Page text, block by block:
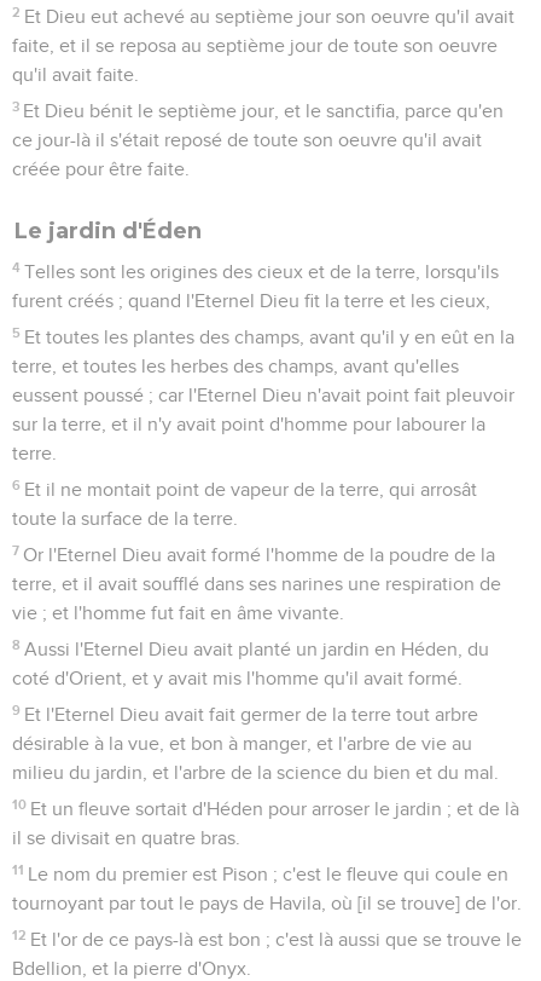
2 Et Dieu eut achevé au septième jour son oeuvre qu'il avait
faite, et il se reposa au septième jour de toute son oeuvre
qu'il avait faite.
3 Et Dieu bénit le septième jour, et le sanctifia, parce qu'en
ce jour-là il s'était reposé de toute son oeuvre qu'il avait
créée pour être faite.
Le jardin d'Éden
4 Telles sont les origines des cieux et de la terre, lorsqu'ils
furent créés ; quand l'Eternel Dieu fit la terre et les cieux,
5 Et toutes les plantes des champs, avant qu'il y en eût en la
terre, et toutes les herbes des champs, avant qu'elles
eussent poussé ; car l'Eternel Dieu n'avait point fait pleuvoir
sur la terre, et il n'y avait point d'homme pour labourer la
terre.
6 Et il ne montait point de vapeur de la terre, qui arrosât
toute la surface de la terre.
7 Or l'Eternel Dieu avait formé l'homme de la poudre de la
terre, et il avait soufflé dans ses narines une respiration de
vie ; et l'homme fut fait en âme vivante.
8 Aussi l'Eternel Dieu avait planté un jardin en Héden, du
coté d'Orient, et y avait mis l'homme qu'il avait formé.
9 Et l'Eternel Dieu avait fait germer de la terre tout arbre
désirable à la vue, et bon à manger, et l'arbre de vie au
milieu du jardin, et l'arbre de la science du bien et du mal.
10 Et un fleuve sortait d'Héden pour arroser le jardin ; et de là
il se divisait en quatre bras.
11 Le nom du premier est Pison ; c'est le fleuve qui coule en
tournoyant par tout le pays de Havila, où [il se trouve] de l'or.
12 Et l'or de ce pays-là est bon ; c'est là aussi que se trouve le
Bdellion, et la pierre d'Onyx.